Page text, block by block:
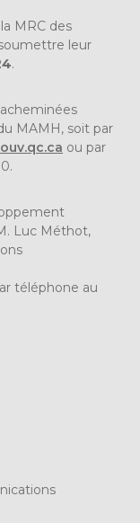
MRC des
leur
.
MAMH, soit par
ou par
Luc Méthot,
téléphone au